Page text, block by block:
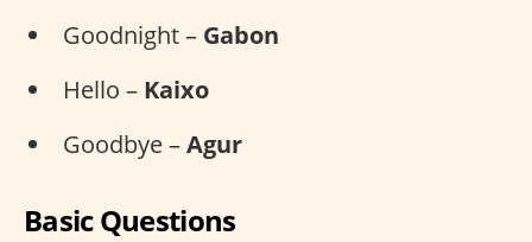
Goodnight – Gabon
Hello – Kaixo
Goodbye –Agur
Basic Questions